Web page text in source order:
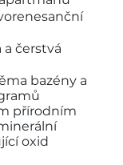
a čerstvá
bazény a
přírodním
oxid